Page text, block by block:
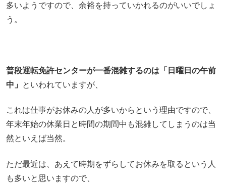
多いようですので、余裕を持っていかれるのがいいでしょ
う。
普段運転免許センターが一番混雑するのは「日曜日の午前
中」
といわれていますが、
これは仕事がお休みの人が多いからという理由ですので、
年末年始の休業日と時間の期間中も混雑してしまうのは当
然といえば当然。
ただ最近は、あえて時期をずらしてお休みを取るという人
も多いと思いますので、